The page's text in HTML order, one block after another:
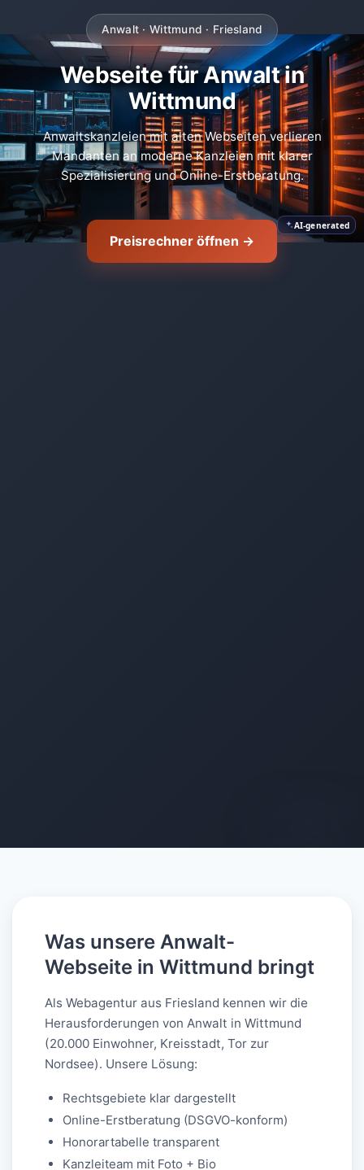
AI-generated
🛡️
Anwalt · Wittmund · Friesland
Webseite für Anwalt in
Wittmund
Anwaltskanzleien mit alten Webseiten verlieren
Mandanten an moderne Kanzleien mit klarer
Spezialisierung und Online-Erstberatung.
Preisrechner öffnen →
Was unsere Anwalt-
Webseite in Wittmund bringt
Als Webagentur aus Friesland kennen wir die
Herausforderungen von Anwalt in Wittmund
(20.000 Einwohner, Kreisstadt, Tor zur
Nordsee). Unsere Lösung:
Rechtsgebiete klar dargestellt
Online-Erstberatung (DSGVO-konform)
Honorartabelle transparent
Kanzleiteam mit Foto + Bio